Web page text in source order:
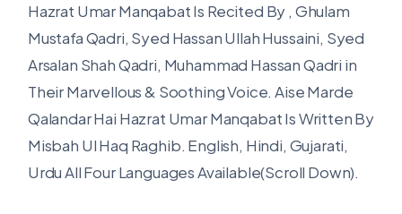
Hazrat Umar Manqabat Is Recited By , Ghulam
Mustafa Qadri, Syed Hassan Ullah Hussaini, Syed
Arsalan Shah Qadri, Muhammad Hassan Qadri in
Their Marvellous & Soothing Voice. Aise Marde
Qalandar Hai Hazrat Umar Manqabat Is Written By
Misbah Ul Haq Raghib. English, Hindi, Gujarati,
Urdu All Four Languages Available(Scroll Down).